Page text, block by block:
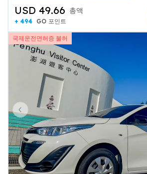
USD 49.66 총액
+ 494 GO 포인트
국제운전면허증 불허
Previous slide